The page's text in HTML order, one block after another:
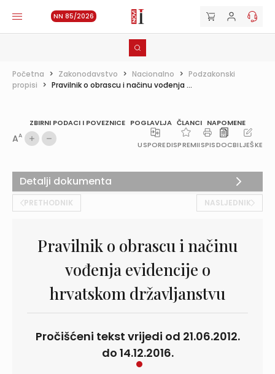
NN 85/2026
Početna > Zakonodavstvo > Nacionalno > Podzakonski
propisi > Pravilnik o obrascu i načinu vođenja ...
ZBIRNI PODACI I POVEZNICE POGLAVLJA ČLANCI NAPOMENE
AA
USPOREDISPREMIISPISDOCBILJEŠKE
PRETHODNIK NASLJEDNIK
Pravilnik o obrascu i načinu
vođenja evidencije o
hrvatskom državljanstvu
Pročišćeni tekst vrijedi od 21.06.2012.
do 14.12.2016.
Detalji dokumenta